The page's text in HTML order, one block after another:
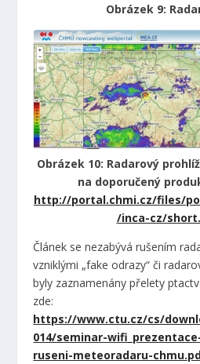
Obrázek 9:
Obrázek 10: Radarový
na doporučený
http://portal.chmi.cz/files/
/inca-cz/
Článek se nezabývá rušením
vzniklými „fake odrazy“ či
byly zaznamenány přelety
zde:
https://www.ctu.cz/cs/
014/seminar-
ruseni-meteoradaru-